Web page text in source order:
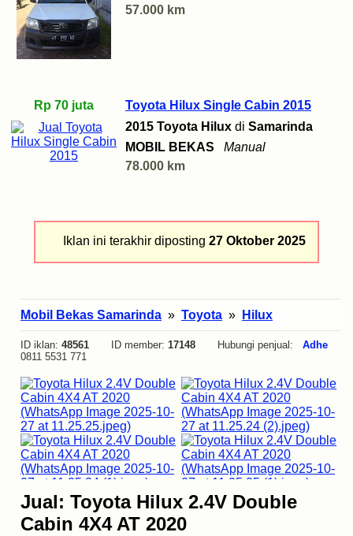
57.000 km
Rp 70 juta
Toyota Hilux Single Cabin 2015
2015 Toyota Hilux di Samarinda
MOBIL BEKAS
Manual
78.000 km
Iklan ini terakhir diposting 27 Oktober 2025
Mobil Bekas Samarinda » Toyota » Hilux
ID iklan: 48561 ID member: 17148 Hubungi penjual: Adhe
0811 5531 771
Jual: Toyota Hilux 2.4V Double
Cabin 4X4 AT 2020